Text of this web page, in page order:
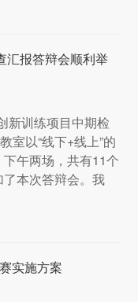
汇报答辩会顺利举
新训练项目中期检
室以“线下+线上”的
午两场，共有11个
本次答辩会。我
实施方案